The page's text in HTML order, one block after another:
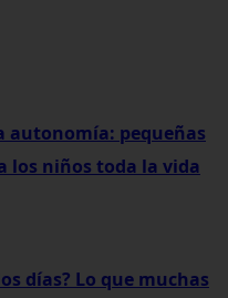
autonomía: pequeñas
los niños toda la vida
días? Lo que muchas